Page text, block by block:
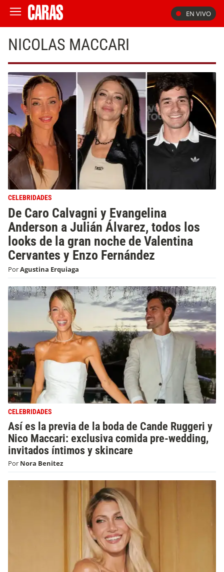
EN VIVO
NICOLAS MACCARI
CELEBRIDADES
De Caro Calvagni y Evangelina
Anderson a Julián Álvarez, todos los
looks de la gran noche de Valentina
Cervantes y Enzo Fernández
PorAgustina Erquiaga
CELEBRIDADES
Así es la previa de la boda de Cande Ruggeri y
Nico Maccari: exclusiva comida pre-wedding,
invitados íntimos y skincare
Por Nora Benitez